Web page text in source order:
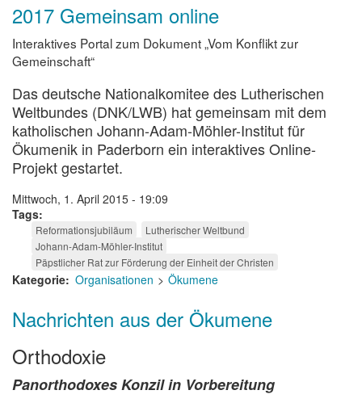
2017 Gemeinsam online
Interaktives Portal zum Dokument „Vom Konflikt zur
Gemeinschaft“
Das deutsche Nationalkomitee des Lutherischen
Weltbundes (DNK/LWB) hat gemeinsam mit dem
katholischen Johann-Adam-Möhler-Institut für
Ökumenik in Paderborn ein interaktives Online-
Projekt gestartet.
Mittwoch, 1. April 2015 - 19:09
Tags
Reformationsjubiläum
Lutherischer Weltbund
Johann-Adam-Möhler-Institut
Päpstlicher Rat zur Förderung der Einheit der Christen
Kategorie Organisationen Ökumene
Nachrichten aus der Ökumene
Orthodoxie
Panorthodoxes Konzil in Vorbereitung